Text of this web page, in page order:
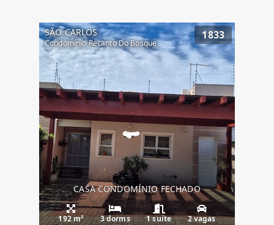
SÃO CARLOS
Condomínio Recanto Do Bosque
1833
CASA CONDOMÍNIO FECHADO
192 m² 3 dorms 1 suíte 2 vagas